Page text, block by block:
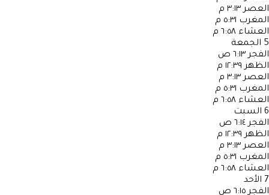
العصر ٣:١٣ م
المغرب ٥:٣١ م
العشاء ٦:٥٨ م
5 الجمعة
الفجر ٦:١٣ ص
الظهر ١٢:٣٩ م
العصر ٣:١٣ م
المغرب ٥:٣١ م
العشاء ٦:٥٨ م
6 السبت
الفجر ٦:١٤ ص
الظهر ١٢:٣٩ م
العصر ٣:١٣ م
المغرب ٥:٣١ م
العشاء ٦:٥٨ م
7 الأحد
الفجر ٦:١٥ ص